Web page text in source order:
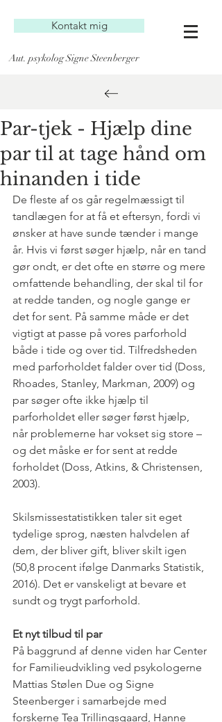
Kontakt mig
Aut. psykolog Signe Steenberger
Par-tjek - Hjælp dine
par til at tage hånd om
hinanden i tide
De fleste af os går regelmæssigt til
tandlægen for at få et eftersyn, fordi vi
ønsker at have sunde tænder i mange
år. Hvis vi først søger hjælp, når en tand
gør ondt, er det ofte en større og mere
omfattende behandling, der skal til for
at redde tanden, og nogle gange er
det for sent. På samme måde er det
vigtigt at passe på vores parforhold
både i tide og over tid. Tilfredsheden
med parforholdet falder over tid (Doss,
Rhoades, Stanley, Markman, 2009) og
par søger ofte ikke hjælp til
parforholdet eller søger først hjælp,
når problemerne har vokset sig store –
og det måske er for sent at redde
forholdet (Doss, Atkins, & Christensen,
2003).
Skilsmissestatistikken taler sit eget
tydelige sprog, næsten halvdelen af
dem, der bliver gift, bliver skilt igen
(50,8 procent ifølge Danmarks Statistik,
2016). Det er vanskeligt at bevare et
sundt og trygt parforhold.
Et nyt tilbud til par
På baggrund af denne viden har Center
for Familieudvikling ved psykologerne
Mattias Stølen Due og Signe
Steenberger i samarbejde med
forskerne Tea Trillingsgaard, Hanne